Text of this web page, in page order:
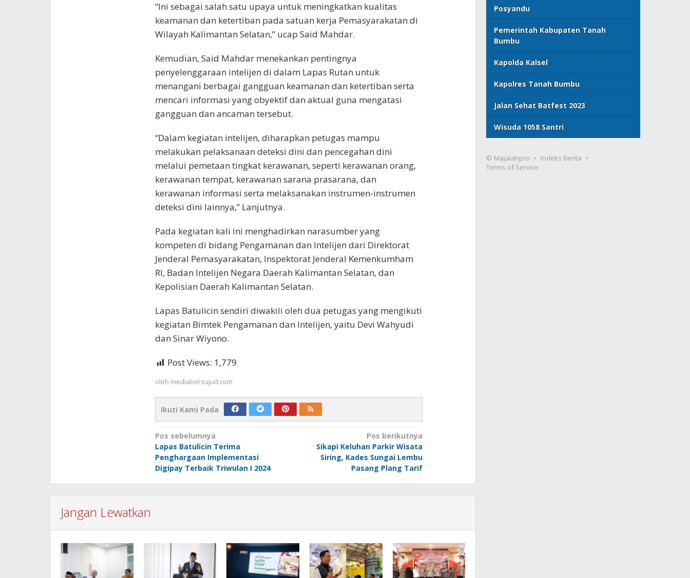
“Ini sebagai salah satu upaya untuk meningkatkan kualitas
keamanan dan ketertiban pada satuan kerja Pemasyarakatan di
Wilayah Kalimantan Selatan,” ucap Said Mahdar.
Kemudian, Said Mahdar menekankan pentingnya
penyelenggaraan intelijen di dalam Lapas Rutan untuk
menangani berbagai gangguan keamanan dan ketertiban serta
mencari informasi yang obyektif dan aktual guna mengatasi
gangguan dan ancaman tersebut.
“Dalam kegiatan intelijen, diharapkan petugas mampu
melakukan pelaksanaan deteksi dini dan pencegahan dini
melalui pemetaan tingkat kerawanan, seperti kerawanan orang,
kerawanan tempat, kerawanan sarana prasarana, dan
kerawanan informasi serta melaksanakan instrumen-instrumen
deteksi dini lainnya,” Lanjutnya.
Pada kegiatan kali ini menghadirkan narasumber yang
kompeten di bidang Pengamanan dan Intelijen dari Direktorat
Jenderal Pemasyarakatan, Inspektorat Jenderal Kemenkumham
RI, Badan Intelijen Negara Daerah Kalimantan Selatan, dan
Kepolisian Daerah Kalimantan Selatan.
Lapas Batulicin sendiri diwakili oleh dua petugas yang mengikuti
kegiatan Bimtek Pengamanan dan Intelijen, yaitu Devi Wahyudi
dan Sinar Wiyono.
Post Views: 1,779
oleh mediabersujud.com
Ikuti Kami Pada
Navigasi
pos
Pos sebelumnya
Lapas Batulicin Terima
Penghargaan Implementasi
Digipay Terbaik Triwulan I 2024
Pos berikutnya
Sikapi Keluhan Parkir Wisata
Siring, Kades Sungai Lembu
Pasang Plang Tarif
Jangan Lewatkan
Posyandu
Pemerintah Kabupaten Tanah
Bumbu
Kapolda Kalsel
Kapolres Tanah Bumbu
Jalan Sehat Batfest 2023
Wisuda 1058 Santri
© Majalahpro
Indeks Berita
Terms of Service